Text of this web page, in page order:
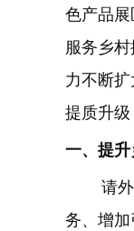
色产品
服务乡
力不断
提质升
一、提
请外贸
务、增加